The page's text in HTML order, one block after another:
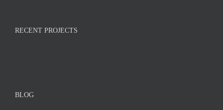
RECENT PROJECTS
BLOG